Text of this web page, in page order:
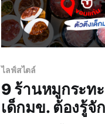
ไลฟ์สไตล์
9 ร้านหมูกระท
เด็กมข. ต้องรู้จั